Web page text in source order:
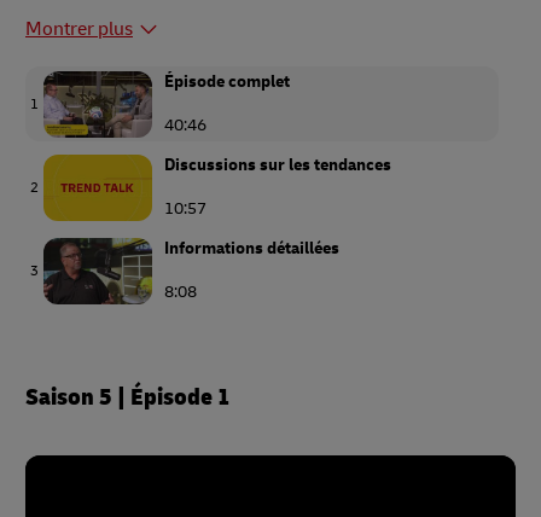
Montrer plus
1
Épisode complet
40:46
2
Discussions sur les tendances
10:57
3
Informations détaillées
8:08
8:48
Saison 5 | Épisode 1